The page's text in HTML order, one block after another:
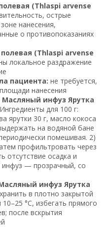
(Thlaspi arvense
острые
нанесения,
о противопоказаниях
(Thlaspi arvense
локальное раздражение
пациента: не требуется,
нанесения
Масляный инфуз Ярутка
Ингредиенты для 100 г:
ярутки 30 г, масло кокоса
на водяной бане
помешивая. 2)
профильтровать через
отсутствие осадка и
инфуз — прозрачный, со
инфуз Ярутка
хранить в плотно закрытой
°C, избегать прямого
после вскрытия